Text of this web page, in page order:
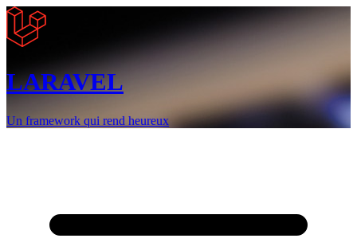
LARAVEL
Un framework qui rend heureux